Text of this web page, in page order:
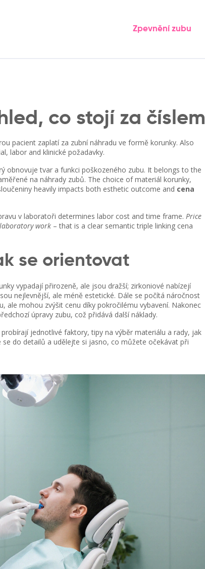
Zpevnění zubu
co stojí za číslem
pacient zaplatí za zubní náhradu ve formě korunky. Also
labor and klinické požadavky.
obnovuje tvar a funkci poškozeného zubu. It belongs to the
na náhrady zubů. The choice ofmateriál korunky,
heavily impacts both esthetic outcome and cena
v laboratoři determines labor cost and time frame. Price
work – that is a clear semantic triple linking cena
se orientovat
vypadají přirozeně, ale jsou dražší; zirkoniové nabízejí
nejlevnější, ale méně estetické. Dále se počítá náročnost
ale mohou zvýšit cenu díky pokročilému vybavení. Nakonec
úpravy zubu, což přidává další náklady.
jednotlivé faktory, tipy na výběr materiálu a rady, jak
do detailů a udělejte si jasno, co můžete očekávat při